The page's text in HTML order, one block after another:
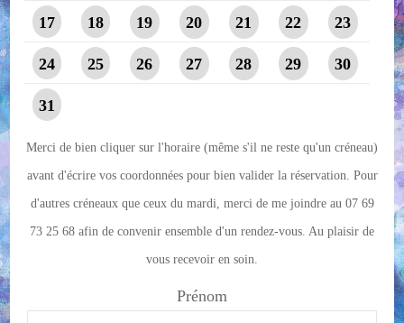
17 18 19 20 21 22 23
24 25 26 27 28 29 30
31
Merci de bien cliquer sur l'horaire (même s'il ne reste qu'un créneau)
avant d'écrire vos coordonnées pour bien valider la réservation. Pour
d'autres créneaux que ceux du mardi, merci de me joindre au 07 69
73 25 68 afin de convenir ensemble d'un rendez-vous. Au plaisir de
vous recevoir en soin.
Prénom